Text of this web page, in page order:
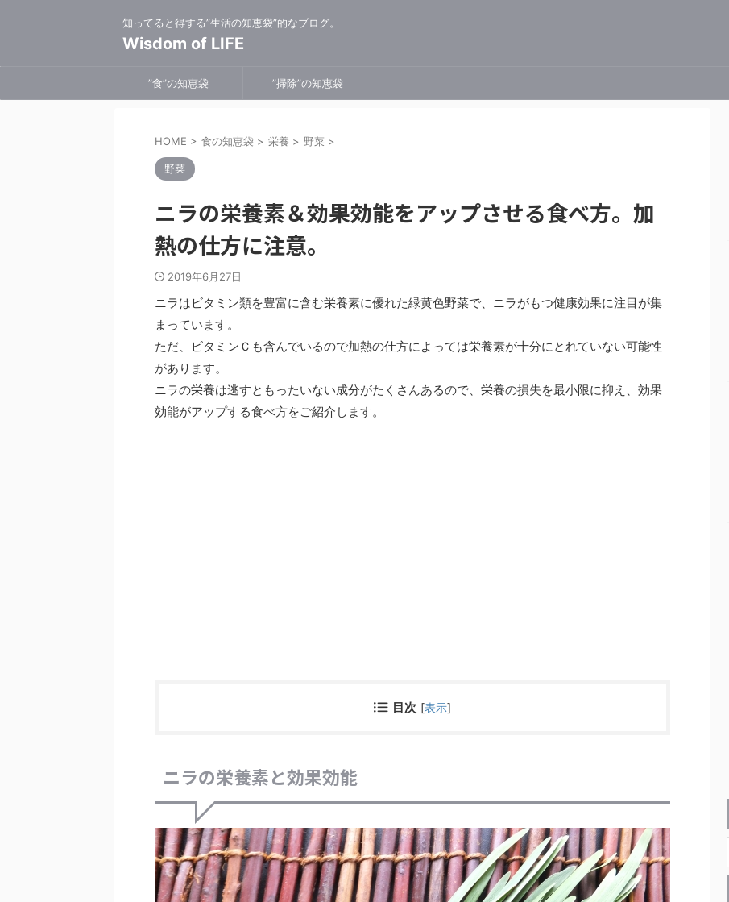
知ってると得する”生活の知恵袋”的なブログ。
Wisdom of LIFE
”食”の知恵袋 ”掃除”の知恵袋
HOME > 食の知恵袋 > 栄養 > 野菜 >
野菜
ニラの栄養素＆効果効能をアップさせる食べ方。加
熱の仕方に注意。
2019年6月27日
ニラはビタミン類を豊富に含む栄養素に優れた緑黄色野菜で、ニラがもつ健康効果に注目が集
まっています。
ただ、ビタミンＣも含んでいるので加熱の仕方によっては栄養素が十分にとれていない可能性
があります。
ニラの栄養は逃すともったいない成分がたくさんあるので、栄養の損失を最小限に抑え、効果
効能がアップする食べ方をご紹介します。
目次 [表示]
ニラの栄養素と効果効能